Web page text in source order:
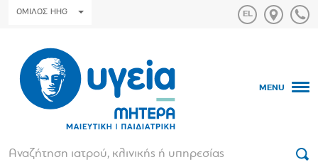
ΟΜΙΛΟΣ HHG
MENU